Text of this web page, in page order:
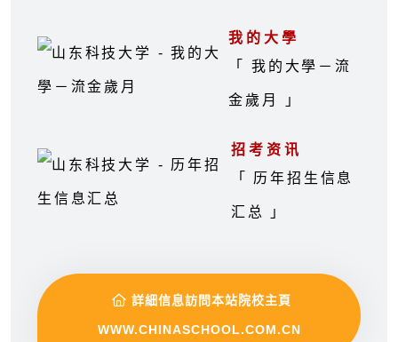
我的大學
「 我的大學－流
金歲月 」
招考资讯
「 历年招生信息
汇总 」
詳細信息訪問本站院校主頁
WWW.CHINASCHOOL.COM.CN